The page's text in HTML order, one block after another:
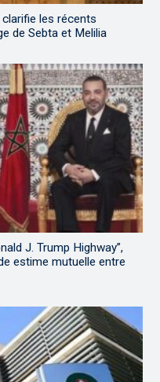
les récents
de Sebta et Melilia
J. Trump Highway”,
estime mutuelle entre